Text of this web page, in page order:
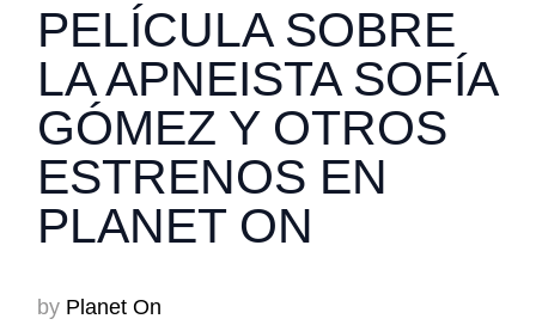
PELÍCULA SOBRE
LA APNEISTA SOFÍA
GÓMEZ Y OTROS
ESTRENOS EN
PLANET ON
by Planet On